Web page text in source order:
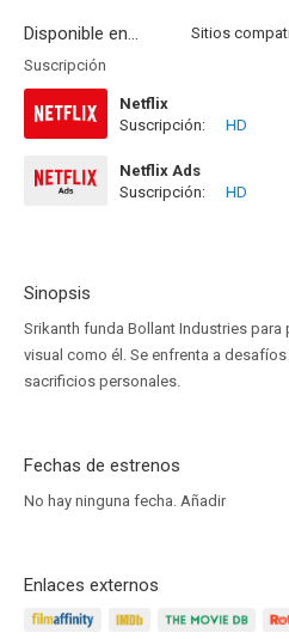
Disponible en...
Suscripción
Netflix
Suscripción:
HD
Netflix Ads
Suscripción:
HD
Sinopsis
Srikanth funda Bollant Industries
visual como él. Se enfrenta a
sacrificios personales.
Fechas de estrenos
No hay ninguna fecha. Añadir
Enlaces externos